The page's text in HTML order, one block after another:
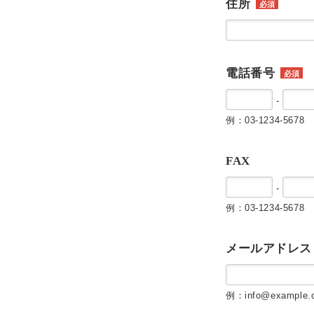
住所 必須
電話番号 必須
-
例：03-1234-5678
FAX
-
例：03-1234-5678
メールアドレス
例：